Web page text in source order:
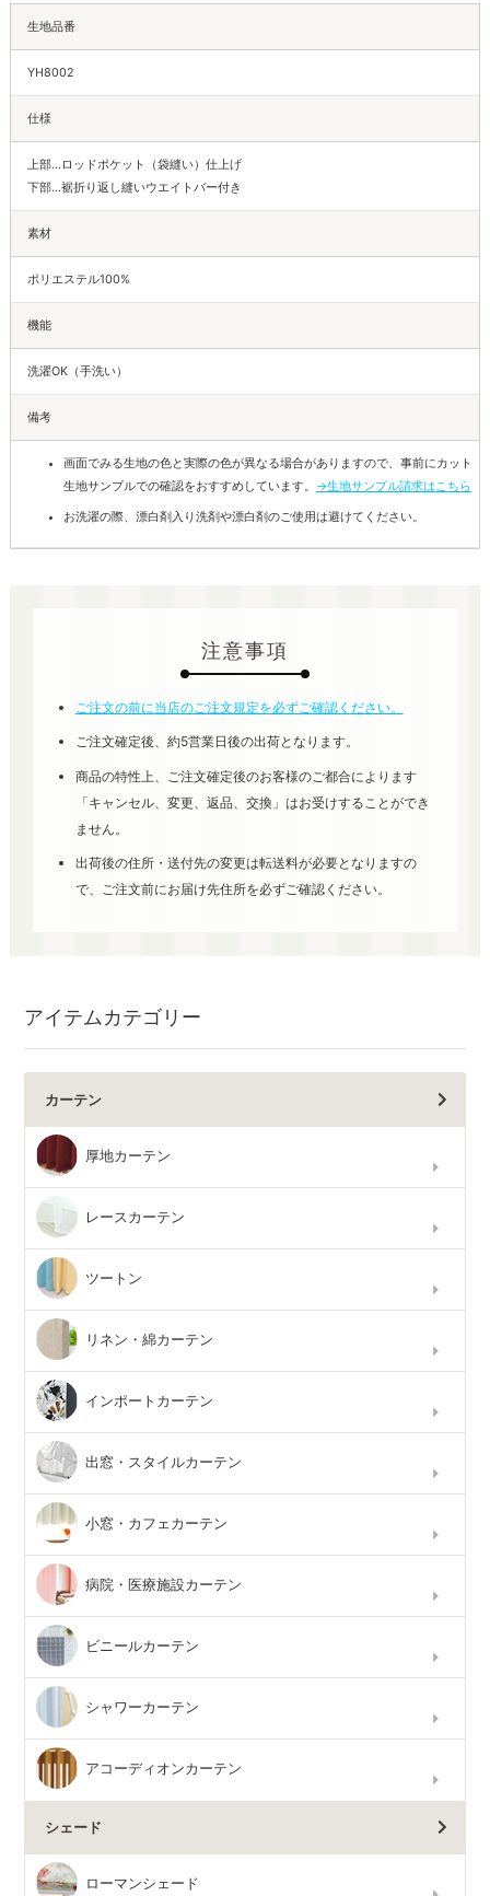
生地品番
YH8002
仕様
上部…ロッドポケット（袋縫い）仕上げ
下部…裾折り返し縫いウエイトバー付き
素材
ポリエステル100%
機能
洗濯OK（手洗い）
備考
画面でみる生地の色と実際の色が異なる場合がありますので、事前にカット
生地サンプルでの確認をおすすめしています。 →生地サンプル請求はこちら
お洗濯の際、漂白剤入り洗剤や漂白剤のご使用は避けてください。
注意事項
ご注文の前に当店のご注文規定を必ずご確認ください。
ご注文確定後、約5営業日後の出荷となります。
商品の特性上、ご注文確定後のお客様のご都合によります
「キャンセル、変更、返品、交換」はお受けすることができ
ません。
出荷後の住所・送付先の変更は転送料が必要となりますの
で、ご注文前にお届け先住所を必ずご確認ください。
アイテムカテゴリー
カーテン
厚地カーテン
レースカーテン
ツートン
リネン・綿カーテン
インポートカーテン
出窓・スタイルカーテン
小窓・カフェカーテン
病院・医療施設カーテン
ビニールカーテン
シャワーカーテン
アコーディオンカーテン
シェード
ローマンシェード